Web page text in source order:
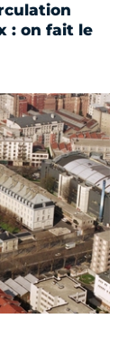
: on fait le